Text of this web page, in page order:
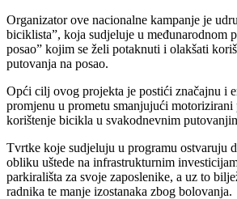
Organizator ove nacionalne kampanje je
biciklista”, koja sudjeluje u međunarodnom
posao” kojim se želi potaknuti i olakšati
putovanja na posao.
Opći cilj ovog projekta je postići značajnu i
promjenu u prometu smanjujući motorizirani
korištenje bicikla u svakodnevnim
Tvrtke koje sudjeluju u programu ostvaruju
obliku uštede na infrastrukturnim
parkirališta za svoje zaposlenike, a uz to
radnika te manje izostanaka zbog bolovanja.